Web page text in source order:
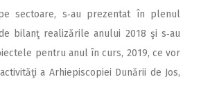
sectoare, s‑au prezentat în plenul
bilanţ realizările anului 2018 şi s‑au
pentru anul în curs, 2019, ce vor
a Arhiepiscopiei Dunării de Jos,